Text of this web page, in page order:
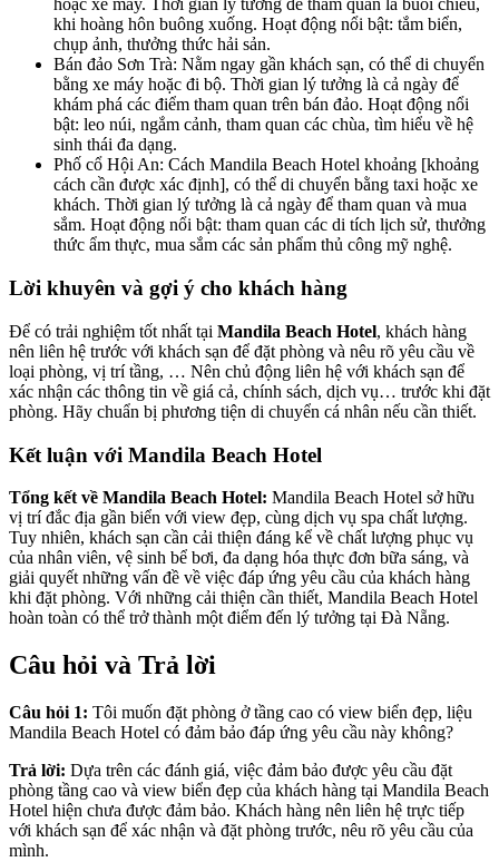
hoặc xe máy. Thời gian lý tưởng để tham quan là buổi chiều,
khi hoàng hôn buông xuống. Hoạt động nổi bật: tắm biển,
chụp ảnh, thưởng thức hải sản.
Bán đảo Sơn Trà: Nằm ngay gần khách sạn, có thể di chuyển
bằng xe máy hoặc đi bộ. Thời gian lý tưởng là cả ngày để
khám phá các điểm tham quan trên bán đảo. Hoạt động nổi
bật: leo núi, ngắm cảnh, tham quan các chùa, tìm hiểu về hệ
sinh thái đa dạng.
Phố cổ Hội An: Cách Mandila Beach Hotel khoảng [khoảng
cách cần được xác định], có thể di chuyển bằng taxi hoặc xe
khách. Thời gian lý tưởng là cả ngày để tham quan và mua
sắm. Hoạt động nổi bật: tham quan các di tích lịch sử, thưởng
thức ẩm thực, mua sắm các sản phẩm thủ công mỹ nghệ.
Lời khuyên và gợi ý cho khách hàng
Để có trải nghiệm tốt nhất tại Mandila Beach Hotel, khách hàng
nên liên hệ trước với khách sạn để đặt phòng và nêu rõ yêu cầu về
loại phòng, vị trí tầng, … Nên chủ động liên hệ với khách sạn để
xác nhận các thông tin về giá cả, chính sách, dịch vụ… trước khi đặt
phòng. Hãy chuẩn bị phương tiện di chuyển cá nhân nếu cần thiết.
Kết luận với Mandila Beach Hotel
Tổng kết về Mandila Beach Hotel: Mandila Beach Hotel sở hữu
vị trí đắc địa gần biển với view đẹp, cùng dịch vụ spa chất lượng.
Tuy nhiên, khách sạn cần cải thiện đáng kể về chất lượng phục vụ
của nhân viên, vệ sinh bể bơi, đa dạng hóa thực đơn bữa sáng, và
giải quyết những vấn đề về việc đáp ứng yêu cầu của khách hàng
khi đặt phòng. Với những cải thiện cần thiết, Mandila Beach Hotel
hoàn toàn có thể trở thành một điểm đến lý tưởng tại Đà Nẵng.
Câu hỏi và Trả lời
Câu hỏi 1: Tôi muốn đặt phòng ở tầng cao có view biển đẹp, liệu
Mandila Beach Hotel có đảm bảo đáp ứng yêu cầu này không?
Trả lời: Dựa trên các đánh giá, việc đảm bảo được yêu cầu đặt
phòng tầng cao và view biển đẹp của khách hàng tại Mandila Beach
Hotel hiện chưa được đảm bảo. Khách hàng nên liên hệ trực tiếp
với khách sạn để xác nhận và đặt phòng trước, nêu rõ yêu cầu của
mình.